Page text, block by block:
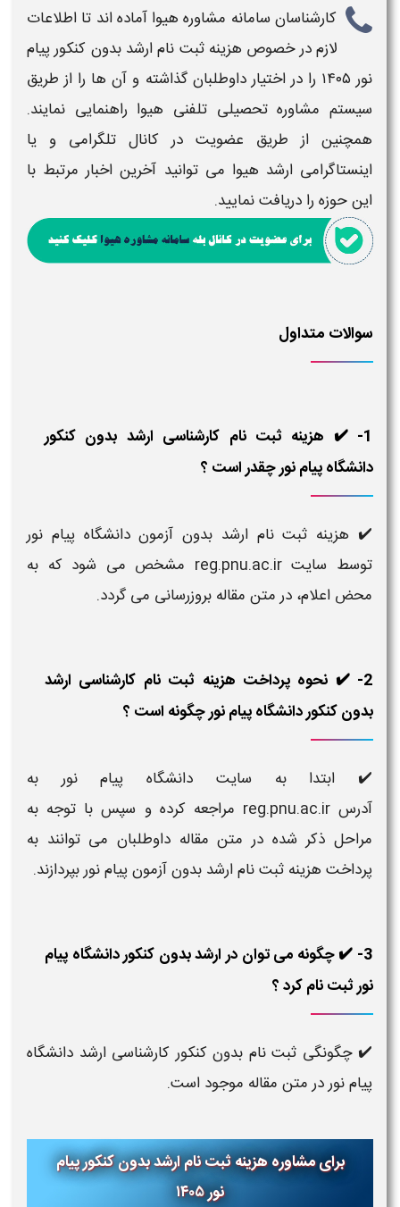
کارشناسان سامانه مشاوره هیوا آماده اند تا اطلاعات
لازم در خصوص هزینه ثبت نام ارشد بدون کنکور پیام
نور ۱۴۰۵
را در اختیار داوطلبان گذاشته و آن ها را از طریق
سیستم مشاوره تحصیلی تلفنی هیوا راهنمایی نمایند.
همچنین از طریق عضویت در کانال تلگرامی و یا
اینستاگرامیارشد هیوا می توانید آخرین اخبار مرتبط با
این حوزه را دریافت نمایید.
سوالات متداول
1- ✔️ هزینه ثبت نام کارشناسی ارشد بدون کنکور
دانشگاه پیام نور چقدر است ؟
✔️ هزینه ثبت نام ارشد بدون آزمون دانشگاه پیام نور
توسط سایت reg.pnu.ac.ir مشخص می شود که به
محض اعلام، در متن مقاله بروزرسانی می گردد.
2- ✔️ نحوه پرداخت هزینه ثبت نام کارشناسی ارشد
بدون کنکور دانشگاه پیام نور چگونه است ؟
✔️ ابتدا به سایت دانشگاه پیام نور به
آدرس reg.pnu.ac.ir مراجعه کرده و سپس با توجه به
مراحل ذکر شده در متن مقاله داوطلبان می توانند به
پرداخت هزینه ثبت نام ارشد بدون آزمون پیام نور بپردازند.
3- ✔️ چگونه می توان در ارشد بدون کنکور دانشگاه پیام
نور ثبت نام کرد ؟
✔️ چگونگی ثبت نام بدون کنکور کارشناسی ارشد دانشگاه
پیام نور در متن مقاله موجود است.
برای مشاوره هزینه ثبت نام ارشد بدون کنکور پیام
نور ۱۴۰۵